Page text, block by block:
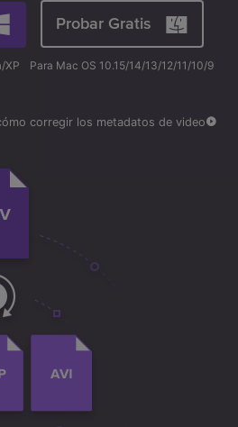
más recientes.
XP
Probar Gratis
Para Mac OS 10.15/14/13/12/11/10/9
corregir los metadatos de video